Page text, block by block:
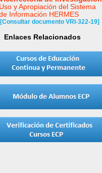
Uso y Apropiación del Sistema
Información HERMES
[Consultar documento VRI-322-19]
Enlaces Relacionados